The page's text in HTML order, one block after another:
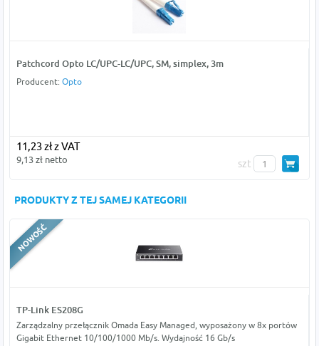
Patchcord Opto LC/UPC-LC/UPC, SM, simplex, 3m
Producent: Opto
11,23 zł z VAT
9,13 zł netto szt
PRODUKTY Z TEJ SAMEJ KATEGORII
TP-Link ES208G
Zarządzalny przełącznik Omada Easy Managed, wyposażony w 8x portów
Gigabit Ethernet 10/100/1000 Mb/s. Wydajność 16 Gb/s